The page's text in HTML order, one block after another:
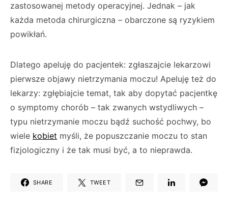
zastosowanej metody operacyjnej. Jednak – jak
każda metoda chirurgiczna – obarczone są ryzykiem
powikłań.
Dlatego apeluję do pacjentek: zgłaszajcie lekarzowi
pierwsze objawy nietrzymania moczu! Apeluję też do
lekarzy: zgłębiajcie temat, tak aby dopytać pacjentkę
o symptomy chorób – tak zwanych wstydliwych –
typu nietrzymanie moczu bądź suchość pochwy, bo
wiele kobiet myśli, że popuszczanie moczu to stan
fizjologiczny i że tak musi być, a to nieprawda.
SHARE TWEET